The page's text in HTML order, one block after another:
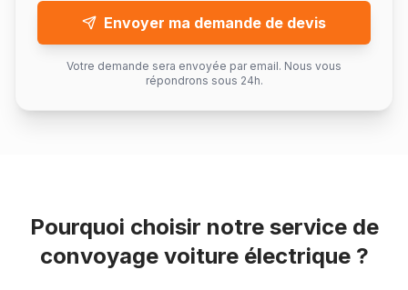
Envoyer ma demande de devis
Votre demande sera envoyée par email. Nous vous
répondrons sous 24h.
Pourquoi choisir notre service de
convoyage voiture électrique?